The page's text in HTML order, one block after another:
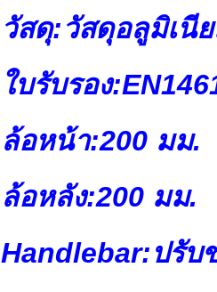
วัสดุ:วัสดุอลูมิเนี
ใบรับรอง:
ล้อหน้า:200 มม.
ล้อหลัง:200 มม.
Handlebar:ปรับ